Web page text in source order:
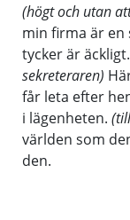
(högt och utan
min firma är en
tycker är
sekreteraren)
får leta efter
i lägenheten.
världen som
den.